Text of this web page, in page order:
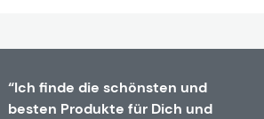
“Ich finde die schönsten und
besten Produkte für Dich und